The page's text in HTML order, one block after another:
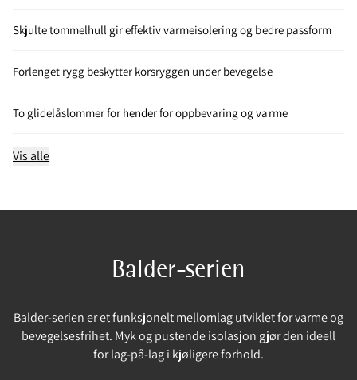
Skjulte tommelhull gir effektiv varmeisolering og bedre passform
Forlenget rygg beskytter korsryggen under bevegelse
To glidelåslommer for hender for oppbevaring og varme
Vis alle
Balder-serien
Balder-serien er et funksjonelt mellomlag utviklet for varme og
bevegelsesfrihet. Myk og pustende isolasjon gjør den ideell
for lag-på-lag i kjøligere forhold.